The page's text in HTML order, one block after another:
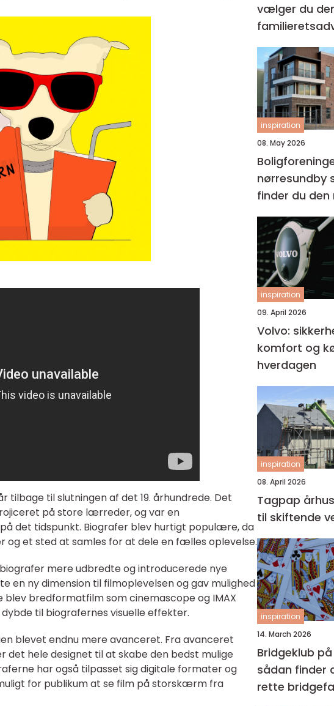
tilbage til slutningen af det 19. århundrede. Det
på store lærreder, og var en
det tidspunkt. Biografer blev hurtigt populære, da
og et sted at samles for at dele en fælles oplevelse.
mere udbredte og introducerede nye
en ny dimension til filmoplevelsen og gav mulighed
bredformatfilm som cinemascope og IMAX
til biografernes visuelle effekter.
blevet endnu mere avanceret. Fra avanceret
det hele designet til at skabe den bedst mulige
har også tilpasset sig digitale formater og
for publikum at se film på storskærm fra
vælger du
inspiration
08. May 2026
nørresundby sådan
finder du
lejebolig
inspiration
09. April 2026
Volvo:
komfort og
hverdagen
inspiration
08. April 2026
Tagpap århus solidt tag
til skiftende
inspiration
14. March 2026
Bridgeklub
sådan finder
rette